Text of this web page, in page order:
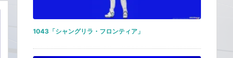
1043「シャングリラ・フロンティア」